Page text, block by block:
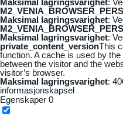
Maksimal lagringsvarighet:
Maksimal lagringsvarighet:
private_content_versionThis
function. A cache is used by
between the visitor and the
visitor’s browser.
Maksimal lagringsvarighet:
informasjonskapsel
Egenskaper 0